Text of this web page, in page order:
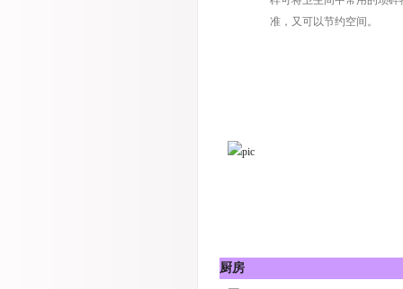
准，又可以节约空间。
厨房